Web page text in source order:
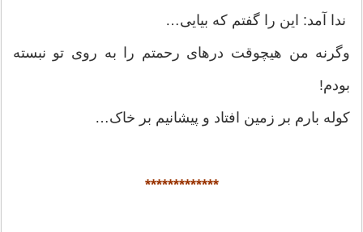
ندا آمد: این را گفتم که بیایی…
وگرنه من هیچوقت درهای رحمتم را به روی تو نبسته
بودم!
کوله بارم بر زمین افتاد و پیشانیم بر خاک…
*************